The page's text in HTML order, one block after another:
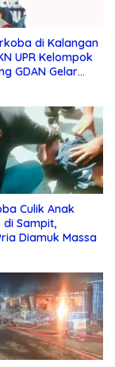
di Kalangan
UPR Kelompok
GDAN Gelar
Culik Anak
di Sampit,
Diamuk Massa